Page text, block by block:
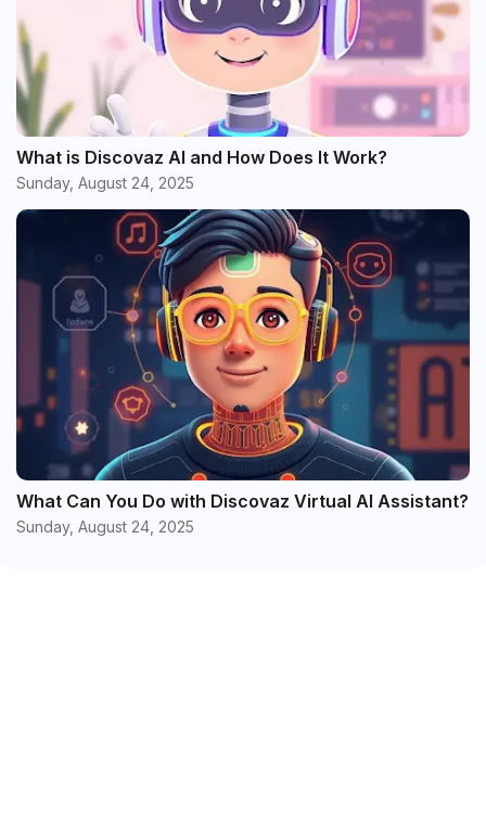
What is Discovaz AI and How Does It Work?
Sunday, August 24, 2025
What Can You Do with Discovaz Virtual AI Assistant?
Sunday, August 24, 2025